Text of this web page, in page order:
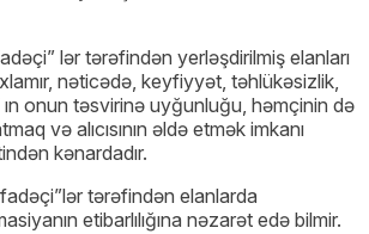
lər tərəfindən yerləşdirilmiş elanları
nəticədə, keyfiyyət, təhlükəsizlik,
onun təsvirinə uyğunluğu, həmçinin də
və alıcısının əldə etmək imkanı
kənardadır.
tərəfindən elanlarda
etibarlılığına nəzarət edə bilmir.